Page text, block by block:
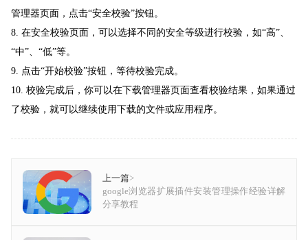
管理器页面，点击“安全校验”按钮。
8. 在安全校验页面，可以选择不同的安全等级进行校验，如“高”、
“中”、“低”等。
9. 点击“开始校验”按钮，等待校验完成。
10. 校验完成后，你可以在下载管理器页面查看校验结果，如果通过
了校验，就可以继续使用下载的文件或应用程序。
上一篇>
google浏览器扩展插件安装管理操作经验详解
分享教程